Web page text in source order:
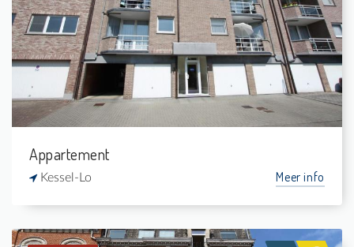
2
-
1
-
Appartement
Kessel-Lo Meer info